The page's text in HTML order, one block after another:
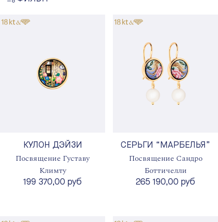
КУЛОН ДЭЙЗИ
Посвящение Густаву
Климту
199 370,00 руб
СЕРЬГИ “МАРБЕЛЬЯ”
Посвящение Сандро
Боттичелли
265 190,00 руб